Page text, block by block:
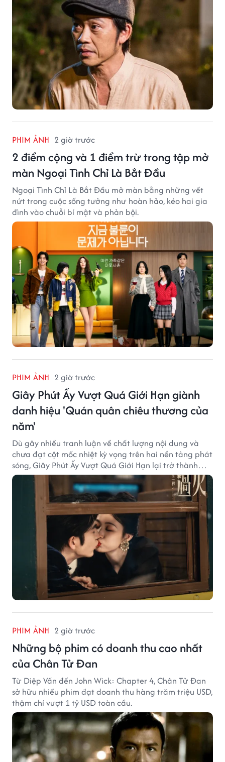
PHIM ẢNH 2 giờ trước
2 điểm cộng và 1 điểm trừ trong tập mở
màn Ngoại Tình Chỉ Là Bắt Đầu
Ngoại Tình Chỉ Là Bắt Đầu mở màn bằng những vết
nứt trong cuộc sống tưởng như hoàn hảo, kéo hai gia
đình vào chuỗi bí mật và phản bội.
PHIM ẢNH 2 giờ trước
Giây Phút Ấy Vượt Quá Giới Hạn giành
danh hiệu 'Quán quân chiêu thương của
năm'
Dù gây nhiều tranh luận về chất lượng nội dung và
chưa đạt cột mốc nhiệt kỳ vọng trên hai nền tảng phát
sóng, Giây Phút Ấy Vượt Quá Giới Hạn lại trở thành
hiện tượng ở khía cạnh thương mại.
PHIM ẢNH 2 giờ trước
Những bộ phim có doanh thu cao nhất
của Chân Tử Đan
Từ Diệp Vấn đến John Wick: Chapter 4, Chân Tử Đan
sở hữu nhiều phim đạt doanh thu hàng trăm triệu USD,
thậm chí vượt 1 tỷ USD toàn cầu.